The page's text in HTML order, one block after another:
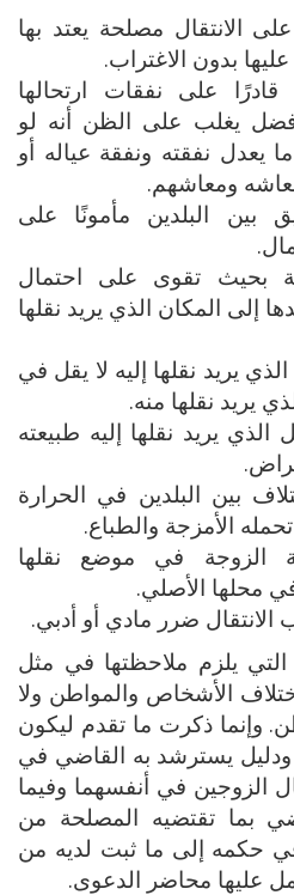
الانتقال مصلحة يعتد بها
بدون الاغتراب.
على نفقات ارتحالها
فضل يغلب على الظن أنه لو
يعدل نفقته ونفقة عياله أو
ومعاشهم.
بين البلدين مأمونًا على
بحيث تقوى على احتمال
إلى المكان الذي يريد نقلها
يريد نقلها إليه لا يقل في
يريد نقلها منه.
يريد نقلها إليه طبيعته
بين البلدين في الحرارة
تحمله الأمزجة والطباع.
الزوجة في موضع نقلها
محلها الأصلي.
الانتقال ضرر مادي أو أدبي.
التي يلزم ملاحظتها في مثل
الأشخاص والمواطن ولا
وإنما ذكرت ما تقدم ليكون
يسترشد به القاضي في
الزوجين في أنفسهما وفيما
بما تقتضيه المصلحة من
في حكمه إلى ما ثبت لديه من
عليها محاضر الدعوى.